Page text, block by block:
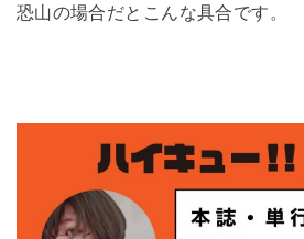
恐山の場合だとこんな具合です。